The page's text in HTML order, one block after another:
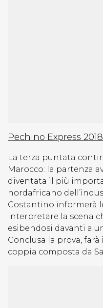
Pechino Express
La terza puntata
Marocco: la partenza
diventata il più
nordafricano
Costantino informerà
interpretare la scena
esibendosi davanti a
Conclusa la prova,
coppia composta da